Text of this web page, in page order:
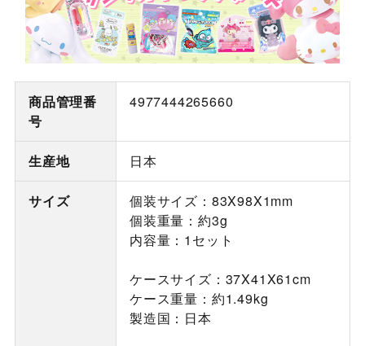
商品管理番
号
4977444265660
生産地 日本
サイズ
個装サイズ：83X98X1mm
個装重量：約3g
内容量：1セット
ケースサイズ：37X41X61cm
ケース重量：約1.49kg
製造国：日本